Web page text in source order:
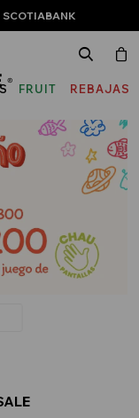
SCOTIABANK
FRUIT
THE
LOOM
REBAJAS